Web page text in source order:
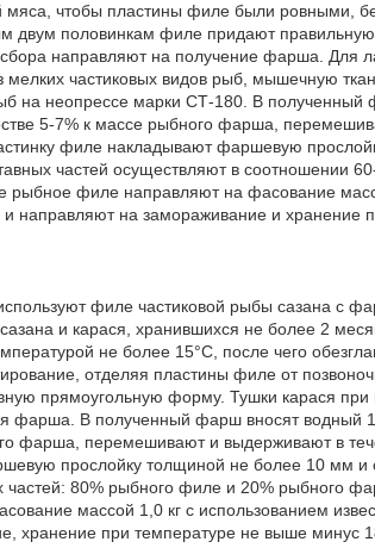
мяса, чтобы пластины филе были ровными,
двум половинкам филе придают
направляют на получение фарша. Для
частиковых видов рыб, мышечную
на неопрессе марки СТ-180. В
5-7% к массе рыбного фарша,
филе накладывают фаршевую
частей осуществляют в соотношении
филе направляют на фасование
и направляют на замораживание и
филе частиковой рыбы сазана с
и карася, хранившихся не более 2
не более 15°С, после чего
отделяя пластины филе от
прямоугольную форму. Тушки карася при
фарша. В полученный фарш вносят водный
фарша, перемешивают и выдерживают в
прослойку толщиной не более 10 мм и
частей: 80% рыбного филе и 20% рыбного
массой 1,0 кг с использованием
хранение при температуре не выше минус